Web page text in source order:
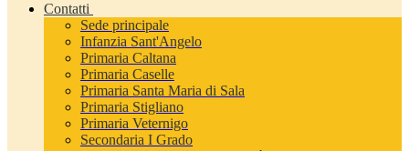
Contatti
Sede principale
Infanzia Sant'Angelo
Primaria Caltana
Primaria Caselle
Primaria Santa Maria di Sala
Primaria Stigliano
Primaria Veternigo
Secondaria I Grado